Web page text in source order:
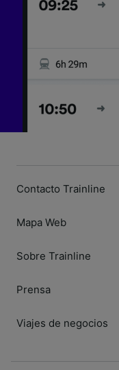
Contacto Trainline
Mapa Web
Sobre Trainline
Prensa
Viajes de negocios